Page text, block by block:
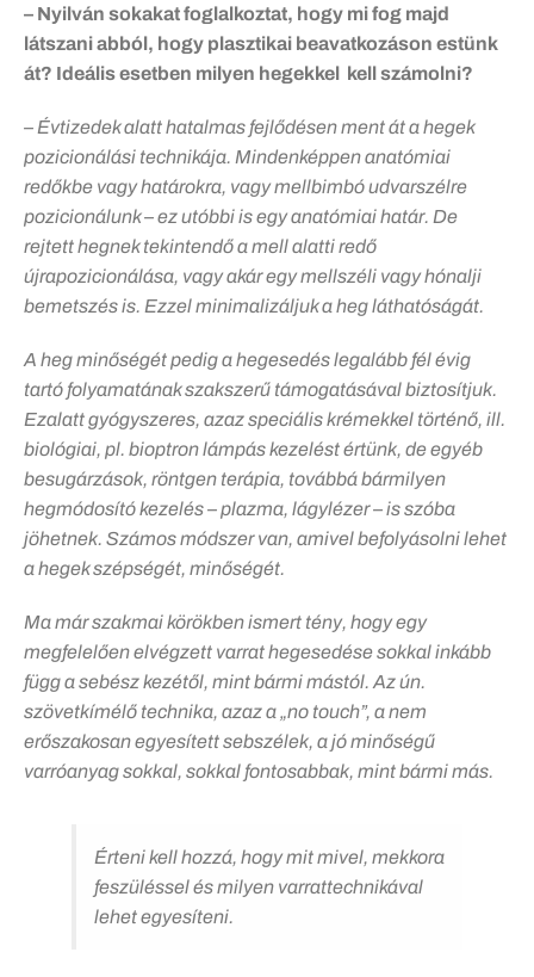
– Nyilván sokakat foglalkoztat, hogy mi fog majd
látszani abból, hogy plasztikai beavatkozáson estünk
át? Ideális esetben milyen hegekkel kell számolni?
– Évtizedek alatt hatalmas fejlődésen ment át a hegek
pozicionálási technikája. Mindenképpen anatómiai
redőkbe vagy határokra, vagy mellbimbó udvarszélre
pozicionálunk – ez utóbbi is egy anatómiai határ. De
rejtett hegnek tekintendő a mell alatti redő
újrapozicionálása, vagy akár egy mellszéli vagy hónalji
bemetszés is. Ezzel minimalizáljuk a heg láthatóságát.
A heg minőségét pedig a hegesedés legalább fél évig
tartó folyamatának szakszerű támogatásával biztosítjuk.
Ezalatt gyógyszeres, azaz speciális krémekkel történő, ill.
biológiai, pl. bioptron lámpás kezelést értünk, de egyéb
besugárzások, röntgen terápia, továbbá bármilyen
hegmódosító kezelés – plazma, lágylézer – is szóba
jöhetnek. Számos módszer van, amivel befolyásolni lehet
a hegek szépségét, minőségét.
Ma már szakmai körökben ismert tény, hogy egy
megfelelően elvégzett varrat hegesedése sokkal inkább
függ a sebész kezétől, mint bármi mástól. Az ún.
szövetkímélő technika, azaz a „no touch”, a nem
erőszakosan egyesített sebszélek, a jó minőségű
varróanyag sokkal, sokkal fontosabbak, mint bármi más.
Érteni kell hozzá, hogy mit mivel, mekkora
feszüléssel és milyen varrattechnikával
lehet egyesíteni.